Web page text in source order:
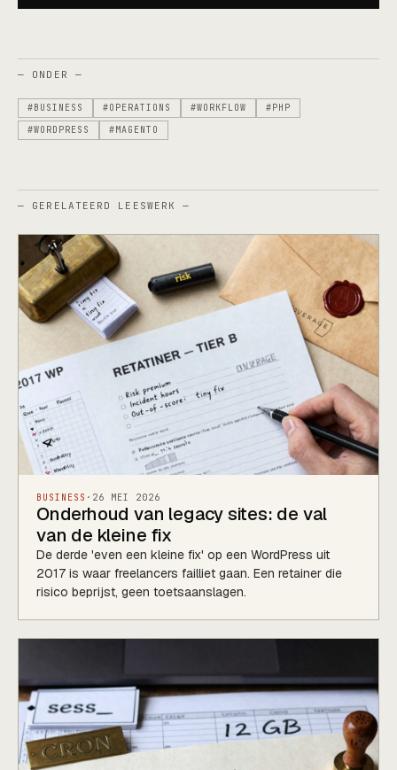
— ONDER —
#BUSINESS #OPERATIONS #WORKFLOW
#PHP
#WORDPRESS
#MAGENTO
— GERELATEERD LEESWERK —
BUSINESS · 26 MEI 2026
Onderhoud van legacy sites: de val
van de kleine fix
De derde 'even een kleine fix' op een WordPress uit
2017 is waar freelancers failliet gaan. Een retainer die
risico beprijst, geen toetsaanslagen.